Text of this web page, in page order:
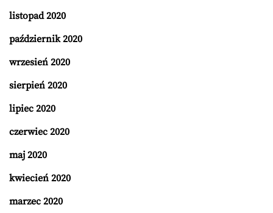
listopad 2020
październik 2020
wrzesień 2020
sierpień 2020
lipiec 2020
czerwiec 2020
maj 2020
kwiecień 2020
marzec 2020